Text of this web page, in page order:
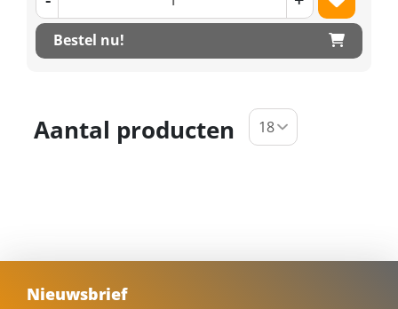
Bestel nu!
Aantal producten
Nieuwsbrief